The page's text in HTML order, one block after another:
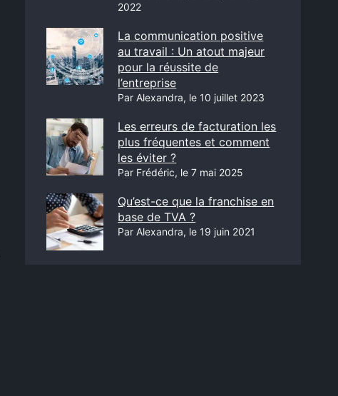
2022
La communication positive
au travail : Un atout majeur
pour la réussite de
l’entreprise
Par Alexandra, le 10 juillet 2023
Les erreurs de facturation les
plus fréquentes et comment
les éviter ?
Par Frédéric, le 7 mai 2025
Qu’est-ce que la franchise en
base de TVA ?
Par Alexandra, le 19 juin 2021